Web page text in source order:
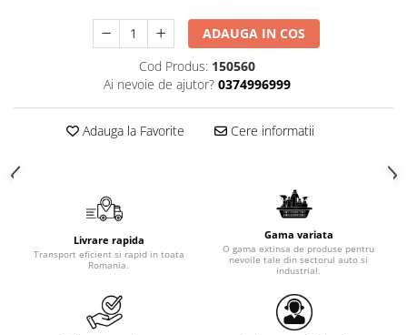
ADAUGA IN COS
Cod Produs: 150560
Ai nevoie de ajutor? 0374996999
Adauga la Favorite Cere informatii
Livrare rapida
Transport eficient si rapid in toata
Romania.
Gama variata
O gama extinsa de produse pentru
nevoile tale din sectorul auto si
industrial.